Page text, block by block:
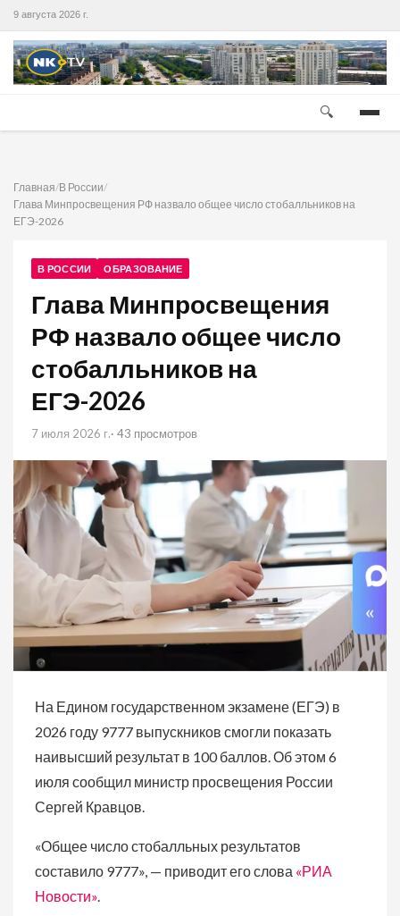
9 августа 2026 г.
🔍
Главная/В России/
Глава Минпросвещения РФ назвало общее число стобалльников на
ЕГЭ-2026
В РОССИИ ОБРАЗОВАНИЕ
Глава Минпросвещения
РФ назвало общее число
стобалльников на
ЕГЭ-2026
7 июля 2026 г.· 43 просмотров
На Едином государственном экзамене (ЕГЭ) в
2026 году 9777 выпускников смогли показать
наивысший результат в 100 баллов. Об этом 6
июля сообщил министр просвещения России
Сергей Кравцов.
«Общее число стобалльных результатов
составило 9777», — приводит его слова «РИА
Новости».